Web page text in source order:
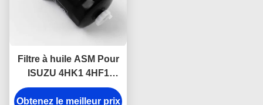
Filtre à huile ASM Pour
ISUZU 4HK1 4HF1
4HG1 8-97148268-2
Parties de moteur
Obtenez le meilleur prix